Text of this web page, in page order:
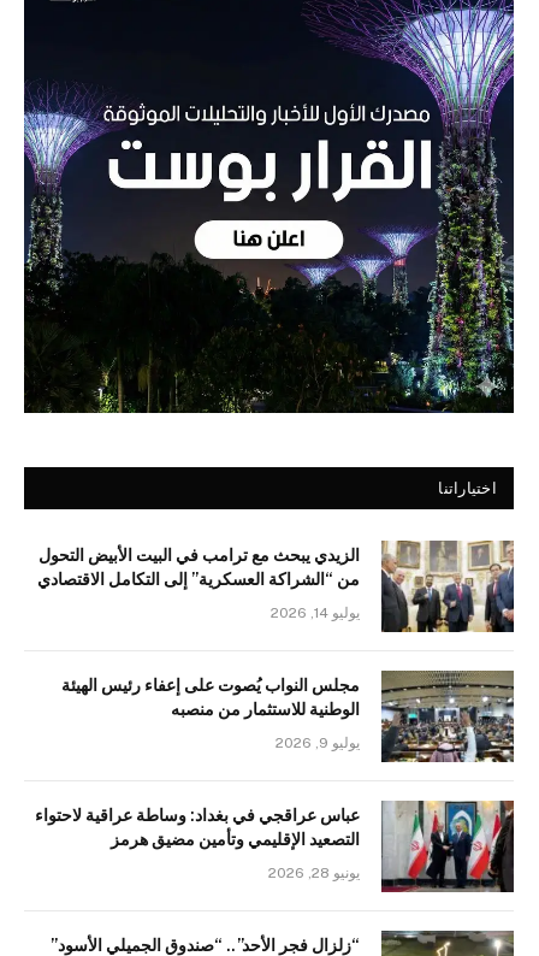
اختياراتنا
الزيدي يبحث مع ترامب في البيت الأبيض التحول
من “الشراكة العسكرية” إلى التكامل الاقتصادي
يوليو 14, 2026
مجلس النواب يُصوت على إعفاء رئيس الهيئة
الوطنية للاستثمار من منصبه
يوليو 9, 2026
عباس عراقجي في بغداد: وساطة عراقية لاحتواء
التصعيد الإقليمي وتأمين مضيق هرمز
يونيو 28, 2026
“زلزال فجر الأحد”.. “صندوق الجميلي الأسود”